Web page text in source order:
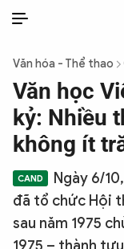
THỜI SỰ
CHỐNG DIỄN BIẾN
CÔNG AN TRONG
XÃ HỘI
Văn hóa - Thể thao
Văn học
kỷ: Nhiều
không ít
Ngày 6/
đã tổ chức Hội
sau năm 1975